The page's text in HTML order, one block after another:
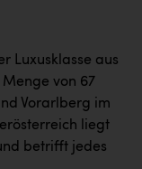
Luxusklasse aus
von 67
Vorarlberg im
liegt
betrifft jedes